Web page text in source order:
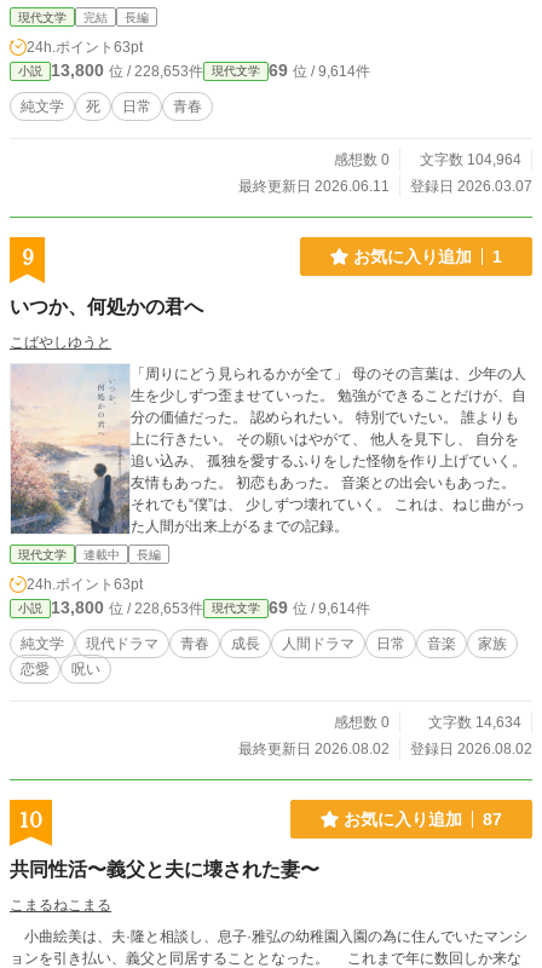
現代文学 完結 長編
24h.ポイント 63pt
小説 13,800 位 / 228,653件 現代文学 69 位 / 9,614件
純文学 死 日常 青春
感想数 0
文字数 104,964
最終更新日 2026.06.11
登録日 2026.03.07
9 お気に入り追加 1
いつか、何処かの君へ
こばやしゆうと
「周りにどう見られるかが全て」 母のその言葉は、少年の人
生を少しずつ歪ませていった。 勉強ができることだけが、自
分の価値だった。 認められたい。 特別でいたい。 誰よりも
上に行きたい。 その願いはやがて、 他人を見下し、 自分を
追い込み、 孤独を愛するふりをした怪物を作り上げていく。
友情もあった。 初恋もあった。 音楽との出会いもあった。
それでも“僕”は、 少しずつ壊れていく。 これは、ねじ曲がっ
た人間が出来上がるまでの記録。
現代文学 連載中 長編
24h.ポイント 63pt
小説 13,800 位 / 228,653件 現代文学 69 位 / 9,614件
純文学 現代ドラマ 青春 成長 人間ドラマ 日常 音楽
家族
恋愛
呪い
感想数 0
文字数 14,634
最終更新日 2026.08.02
登録日 2026.08.02
10 お気に入り追加 87
共同性活〜義父と夫に壊された妻〜
こまるねこまる
小曲絵美は、夫·隆と相談し、息子·雅弘の幼稚園入園の為に住んでいたマンシ
ョンを引き払い、義父と同居することとなった。 これまで年に数回しか来な